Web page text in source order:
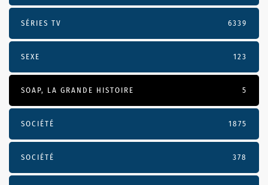
SÉRIES TV 6339
SEXE 123
SOAP, LA GRANDE HISTOIRE 5
SOCIÉTÉ 1875
SOCIÉTÉ 378